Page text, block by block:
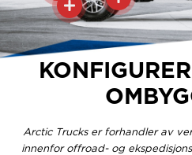
Arctic Trucks er forhandler av
innenfor offroad- og